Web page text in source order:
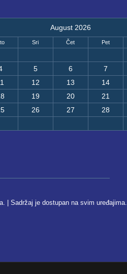
August 2026
Sri Čet Pet
5 6 7
12 13 14
19 20 21
26 27 28
| Sadržaj je dostupan na svim uređajima.